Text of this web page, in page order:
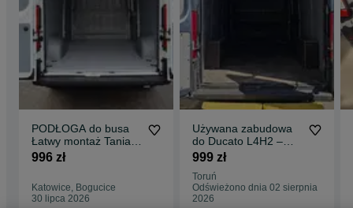
PODŁOGA do busa
Łatwy montaż Tania
Wysyłka BOXER
996 zł
Katowice, Bogucice
30 lipca 2026
Używana zabudowa
do Ducato L4H2 –
kompletna
999 zł
Toruń
Odświeżono dnia 02 sierpnia
2026